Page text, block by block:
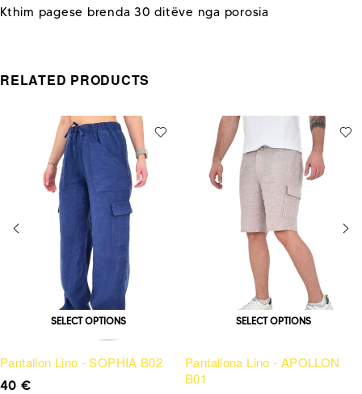
Kthim pagese brenda 30 ditëve nga porosia
RELATED PRODUCTS
SELECT OPTIONS
Pantallon Lino - SOPHIA B02
40€
SELECT OPTIONS
Pantallona Lino - APOLLON
B01